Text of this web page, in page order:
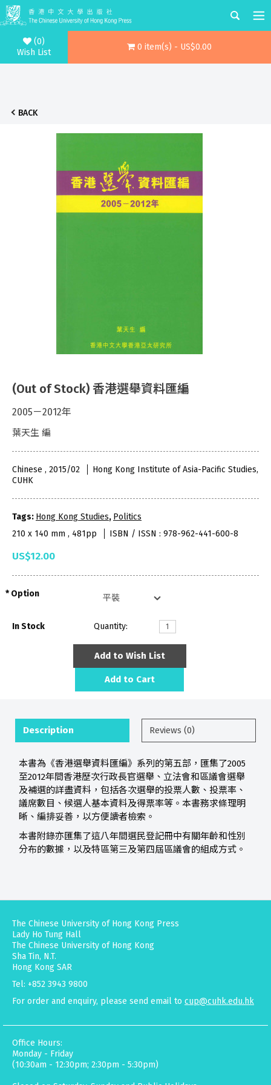
(0)
Wish List
0 item(s) - US$0.00
BACK
(Out of Stock) 香港選舉資料匯編
2005－2012年
葉天生 編
Chinese , 2015/02
Hong Kong Institute of Asia-Pacific Studies,
CUHK
Tags: Hong Kong Studies, Politics
210 x 140 mm , 481pp
ISBN / ISSN : 978-962-441-600-8
US$12.00
Option
In Stock Quantity:
Add to Wish List
Add to Cart
Description Reviews (0)
本書為《香港選舉資料匯編》系列的第五部，匯集了2005
至2012年間香港歷次行政長官選舉、立法會和區議會選舉
及補選的詳盡資料，包括各次選舉的投票人數、投票率、
議席數目、候選人基本資料及得票率等。本書務求條理明
晰、編排妥善，以方便讀者檢索。
本書附錄亦匯集了這八年間選民登記冊中有關年齡和性別
分布的數據，以及特區第三及第四屆區議會的組成方式。
The Chinese University of Hong Kong Press
Lady Ho Tung Hall
The Chinese University of Hong Kong
Sha Tin, N.T.
Hong Kong SAR
Tel: +852 3943 9800
For order and enquiry, please send email to cup@cuhk.edu.hk
Office Hours:
Monday - Friday
(10:30am - 12:30pm; 2:30pm - 5:30pm)